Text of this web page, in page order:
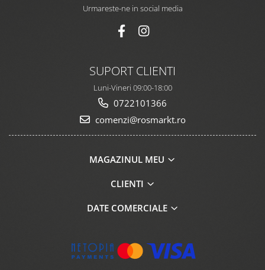
Urmareste-ne in social media
SUPORT CLIENTI
Luni-Vineri 09:00-18:00
0722101366
comenzi@rosmarkt.ro
MAGAZINUL MEU
CLIENTI
DATE COMERCIALE